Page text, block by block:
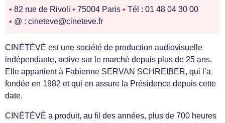
• 82 rue de Rivoli • 75004 Paris • Tél : 01 48 04 30 00
• @ : cineteve@cineteve.fr
CINÉTÉVÉ est une société de production audiovisuelle
indépendante, active sur le marché depuis plus de 25 ans.
Elle appartient à Fabienne SERVAN SCHREIBER, qui l’a
fondée en 1982 et qui en assure la Présidence depuis cette
date.
CINÉTÉVÉ a produit, au fil des années, plus de 700 heures